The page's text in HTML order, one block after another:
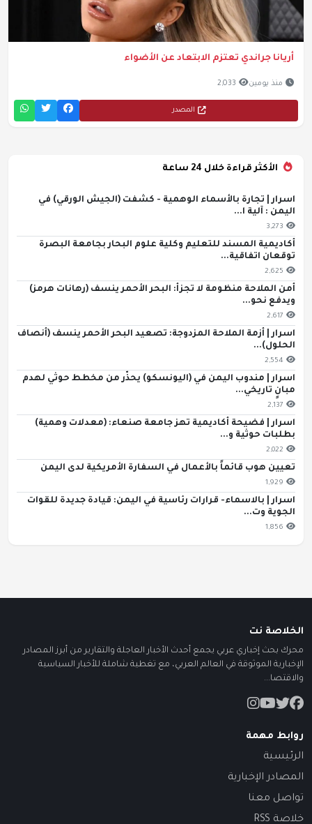
أريانا جراندي تعتزم الابتعاد عن الأضواء
منذ يومين 2,033
المصدر
الأكثر قراءة خلال 24 ساعة
اسرار | تجارة بالأسماء الوهمية - كشفت (الجيش الورقي) في
اليمن : آلية ا...
3,273
أكاديمية المسند للتعليم وكلية علوم البحار بجامعة البصرة
توقعان اتفاقية...
2,625
أمن الملاحة منظومة لا تجزأ: البحر الأحمر ينسف (رهانات هرمز)
ويدفع نحو...
2,617
اسرار | أزمة الملاحة المزدوجة: تصعيد البحر الأحمر ينسف (أنصاف
الحلول)...
2,554
اسرار | مندوب اليمن في (اليونسكو) يحذّر من مخطط حوثي لهدم
مبانٍ تاريخي...
2,137
اسرار | فضيحة أكاديمية تهز جامعة صنعاء: (معدلات وهمية)
بطلبات حوثية و...
2,022
تعيين هوب قائماً بالأعمال في السفارة الأمريكية لدى اليمن
1,929
اسرار | بالاسماء- قرارات رئاسية في اليمن: قيادة جديدة للقوات
الجوية وت...
1,856
الخلاصة نت
محرك بحث إخباري عربي يجمع أحدث الأخبار العاجلة والتقارير من أبرز المصادر
الإخبارية الموثوقة في العالم العربي، مع تغطية شاملة للأخبار السياسية
والاقتصا...
روابط مهمة
الرئيسية
المصادر الإخبارية
تواصل معنا
خلاصة RSS